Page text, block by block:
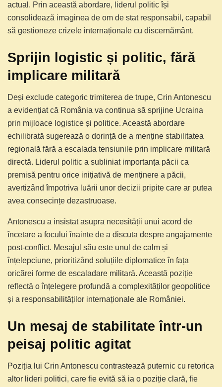
actual. Prin această abordare, liderul politic își
consolidează imaginea de om de stat responsabil, capabil
să gestioneze crizele internaționale cu discernământ.
Sprijin logistic și politic, fără
implicare militară
Deși exclude categoric trimiterea de trupe, Crin Antonescu
a evidențiat că România va continua să sprijine Ucraina
prin mijloace logistice și politice. Această abordare
echilibrată sugerează o dorință de a menține stabilitatea
regională fără a escalada tensiunile prin implicare militară
directă. Liderul politic a subliniat importanța păcii ca
premisă pentru orice inițiativă de menținere a păcii,
avertizând împotriva luării unor decizii pripite care ar putea
avea consecințe dezastruoase.
Antonescu a insistat asupra necesității unui acord de
încetare a focului înainte de a discuta despre angajamente
post-conflict. Mesajul său este unul de calm și
înțelepciune, prioritizând soluțiile diplomatice în fața
oricărei forme de escaladare militară. Această poziție
reflectă o înțelegere profundă a complexităților geopolitice
și a responsabilităților internaționale ale României.
Un mesaj de stabilitate într-un
peisaj politic agitat
Poziția lui Crin Antonescu contrastează puternic cu retorica
altor lideri politici, care fie evită să ia o poziție clară, fie